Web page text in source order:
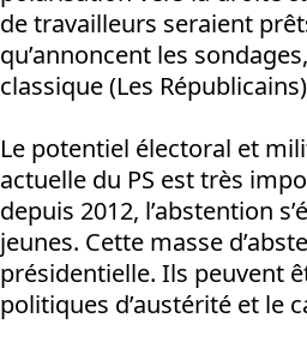
de travailleurs seraient
qu’annoncent les
classique (Les
Le potentiel électoral et
actuelle du PS est très
depuis 2012, l’abstention
jeunes. Cette masse
présidentielle. Ils peuvent
politiques d’austérité et le